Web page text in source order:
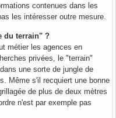
contenues dans les
les intéresser outre mesure.
du terrain" ?
métier les agences en
privées, le "terrain"
une sorte de jungle de
Même s'il recquiert une bonne
de plus de deux mètres
n'est par exemple pas